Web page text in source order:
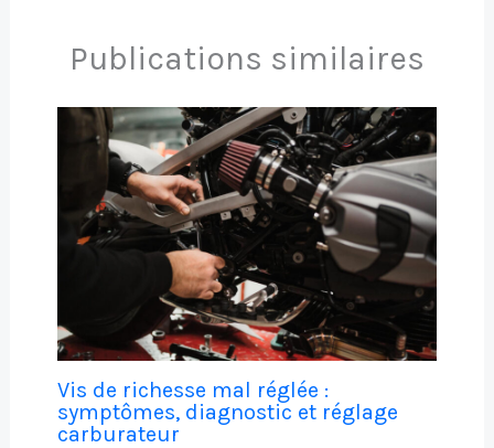
Publications similaires
Vis de richesse mal réglée :
symptômes, diagnostic et réglage
carburateur